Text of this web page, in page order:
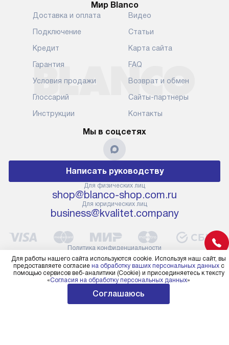
Мир Blanco
Доставка и оплата
Подключение
Кредит
Гарантия
Условия продажи
Глоссарий
Инструкции
Видео
Статьи
Карта сайта
FAQ
Возврат и обмен
Сайты-партнеры
Контакты
Мы в соцсетях
Написать руководству
Для физических лиц
shop@blanco-shop.com.ru
Для юридических лиц
business@kvalitet.company
© 2004 – 2026 Официальный дилер Blanco
blanco-shop.com.ru «Kvalitet Trade, LLC»
Политика конфиденциальности
Для работы нашего сайта используются cookie. Используя наш сайт, вы
предоставляете согласие на обработку ваших персональных данныхс
помощью сервисов веб-аналитики (Cookie) и присоединяетесь к тексту
«Согласия на обработку персональных данных»
Соглашаюсь